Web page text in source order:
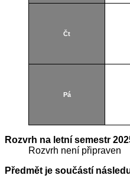
Čt
Pá
Rozvrh na letní semestr
Rozvrh není připraven
Předmět je součástí